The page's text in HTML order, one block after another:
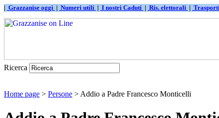
| Grazzanise oggi | Numeri utili | I nostri Caduti | Ris. elettorali |
Ricerca
Home page > Persone > Addio a Padre Francesco Monticelli